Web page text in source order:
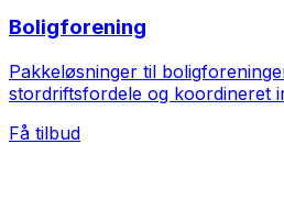
Boligforening
Pakkeløsninger til
stordriftsfordele og koordineret
Få tilbud